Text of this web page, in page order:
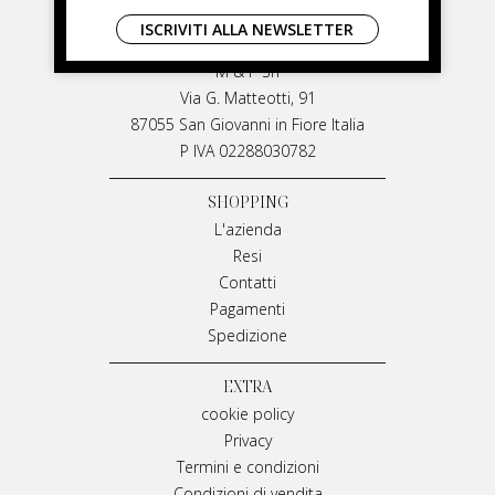
LIVIANA MIRARCHI
M & P Srl
Via G. Matteotti, 91
87055 San Giovanni in Fiore Italia
P IVA 02288030782
SHOPPING
L'azienda
Resi
Contatti
Pagamenti
Spedizione
EXTRA
cookie policy
Privacy
Termini e condizioni
ISCRIVITI ALLA NEWSLETTER